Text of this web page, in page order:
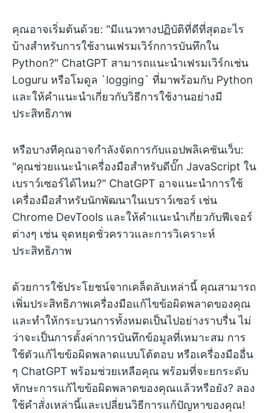
คุณอาจเริ่มต้นด้วย: "มีแนวทางปฏิบัติที่ดีที่สุดอะไร
บ้างสำหรับการใช้งานเฟรมเวิร์กการบันทึกใน
Python?" ChatGPT สามารถแนะนำเฟรมเวิร์กเช่น
Loguru หรือโมดูล `logging` ที่มาพร้อมกับ Python
และให้คำแนะนำเกี่ยวกับวิธีการใช้งานอย่างมี
ประสิทธิภาพ
หรือบางทีคุณอาจกำลังจัดการกับแอปพลิเคชันเว็บ:
"คุณช่วยแนะนำเครื่องมือสำหรับดีบั๊ก JavaScript ใน
เบราว์เซอร์ได้ไหม?" ChatGPT อาจแนะนำการใช้
เครื่องมือสำหรับนักพัฒนาในเบราว์เซอร์ เช่น
Chrome DevTools และให้คำแนะนำเกี่ยวกับฟีเจอร์
ต่างๆ เช่น จุดหยุดชั่วคราวและการวิเคราะห์
ประสิทธิภาพ
ด้วยการใช้ประโยชน์จากเคล็ดลับเหล่านี้ คุณสามารถ
เพิ่มประสิทธิภาพเครื่องมือแก้ไขข้อผิดพลาดของคุณ
และทำให้กระบวนการทั้งหมดเป็นไปอย่างราบรื่น ไม่
ว่าจะเป็นการตั้งค่าการบันทึกข้อมูลที่เหมาะสม การ
ใช้ตัวแก้ไขข้อผิดพลาดแบบโต้ตอบ หรือเครื่องมืออื่น
ๆ ChatGPT พร้อมช่วยเหลือคุณ พร้อมที่จะยกระดับ
ทักษะการแก้ไขข้อผิดพลาดของคุณแล้วหรือยัง? ลอง
ใช้คำสั่งเหล่านี้และเปลี่ยนวิธีการแก้ปัญหาของคุณ!